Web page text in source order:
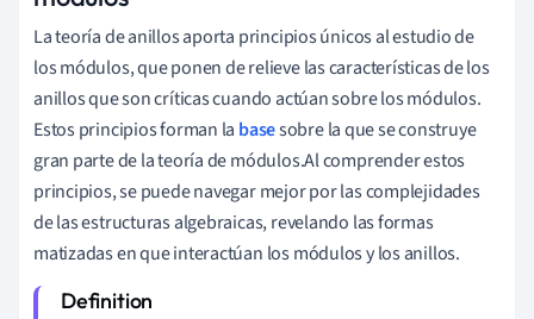
La teoría de anillos aporta principios únicos al estudio de
los módulos, que ponen de relieve las características de los
anillos que son críticas cuando actúan sobre los módulos.
Estos principios forman la basesobre la que se construye
gran parte de la teoría de módulos.Al comprender estos
principios, se puede navegar mejor por las complejidades
de las estructuras algebraicas, revelando las formas
matizadas en que interactúan los módulos y los anillos.